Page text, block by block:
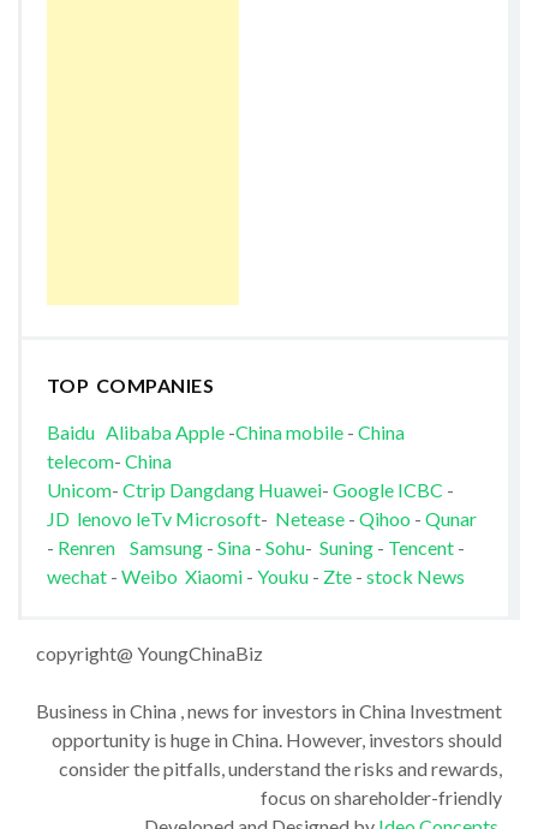
TOP COMPANIES
Baidu AlibabaApple-China mobile- China
telecom- China
Unicom- Ctrip Dangdang Huawei- Google ICBC -
JD lenovo leTv Microsoft- Netease- Qihoo - Qunar
- Renren Samsung- Sina- Sohu- Suning- Tencent-
wechat - Weibo Xiaomi- Youku - Zte- stock News
copyright@ YoungChinaBiz
Business in China , news for investors in China Investment
opportunity is huge in China. However, investors should
consider the pitfalls, understand the risks and rewards,
focus on shareholder-friendly